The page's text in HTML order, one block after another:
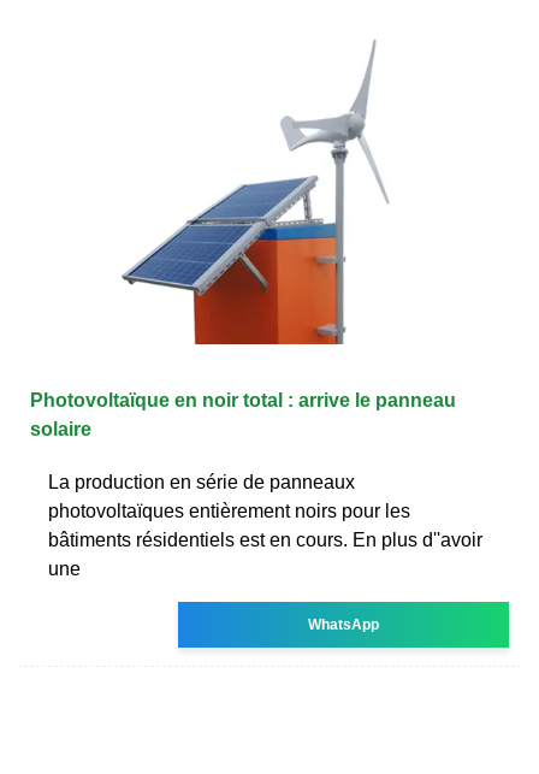
Photovoltaïque en noir total : arrive le panneau
solaire
La production en série de panneaux
photovoltaïques entièrement noirs pour les
bâtiments résidentiels est en cours. En plus d''avoir
une
WhatsApp